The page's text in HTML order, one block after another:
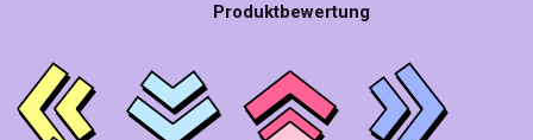
Produktbewertung